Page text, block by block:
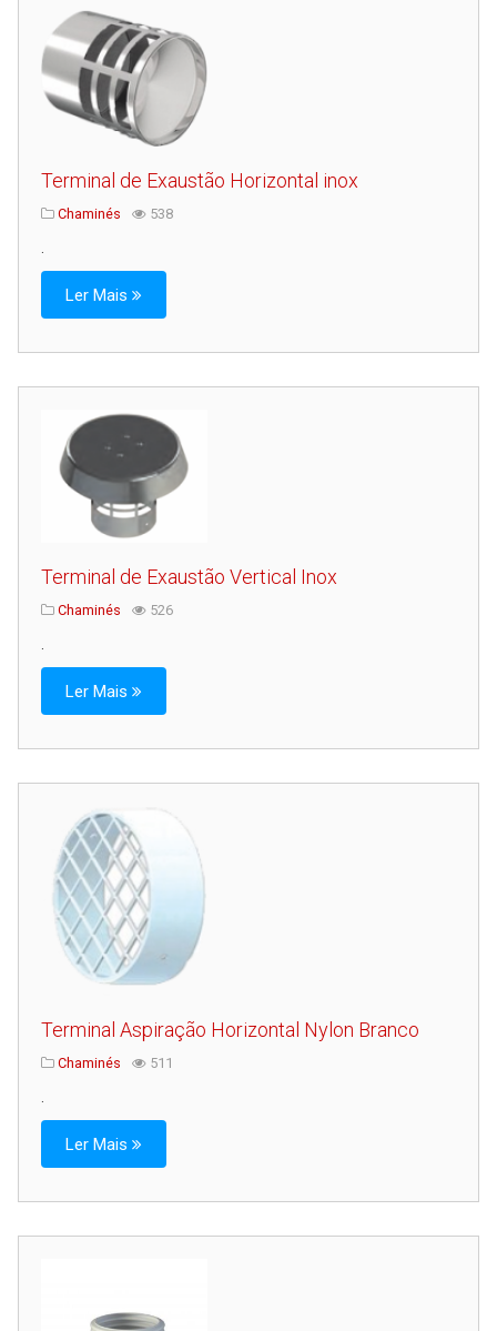
Terminal de Exaustão Horizontal inox
Chaminés 538
Ler Mais
Terminal de Exaustão Vertical Inox
Chaminés 526
Ler Mais
Terminal Aspiração Horizontal Nylon Branco
Chaminés 511
Ler Mais